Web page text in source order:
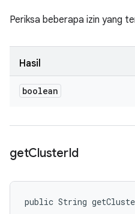
Periksa beberapa izin yang
Hasil
boolean
getClusterId
public String